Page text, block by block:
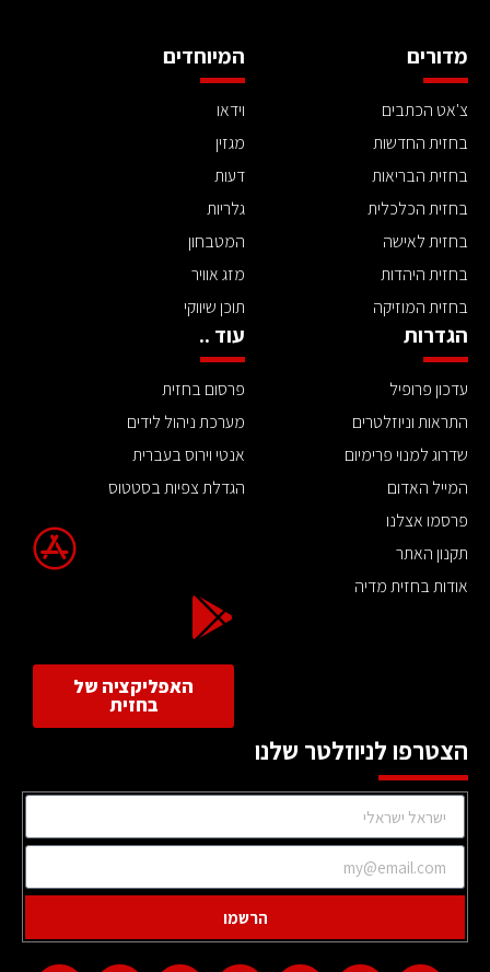
מדורים
צ'אט הכתבים
בחזית החדשות
בחזית הבריאות
בחזית הכלכלית
בחזית לאישה
בחזית היהדות
בחזית המוזיקה
המיוחדים
וידאו
מגזין
דעות
גלריות
המטבחון
מזג אוויר
תוכן שיווקי
הגדרות
עדכון פרופיל
התראות וניוזלטרים
שדרוג למנוי פרימיום
המייל האדום
פרסמו אצלנו
תקנון האתר
אודות בחזית מדיה
עוד ..
פרסום בחזית
מערכת ניהול לידים
אנטי וירוס בעברית
הגדלת צפיות בסטטוס
האפליקציה של
בחזית
הצטרפו לניוזלטר שלנו
הרשמו